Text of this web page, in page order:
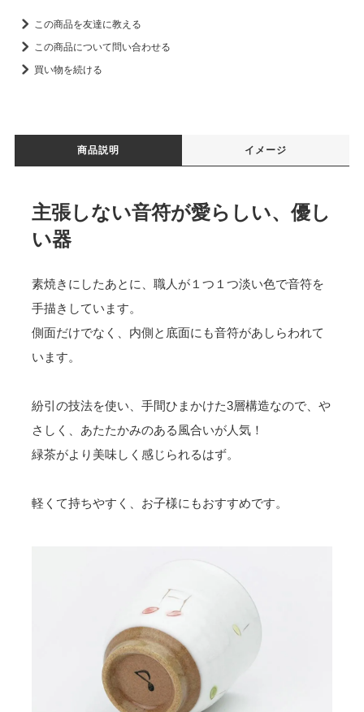
この商品を友達に教える
この商品について問い合わせる
買い物を続ける
商品説明 イメージ
主張しない音符が愛らしい、優し
い器
素焼きにしたあとに、職人が１つ１つ淡い色で音符を
手描きしています。
側面だけでなく、内側と底面にも音符があしらわれて
います。
紛引の技法を使い、手間ひまかけた3層構造なので、や
さしく、あたたかみのある風合いが人気！
緑茶がより美味しく感じられるはず。
軽くて持ちやすく、お子様にもおすすめです。